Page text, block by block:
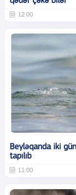
12:00
Beyləqanda iki
tapılıb
11:00